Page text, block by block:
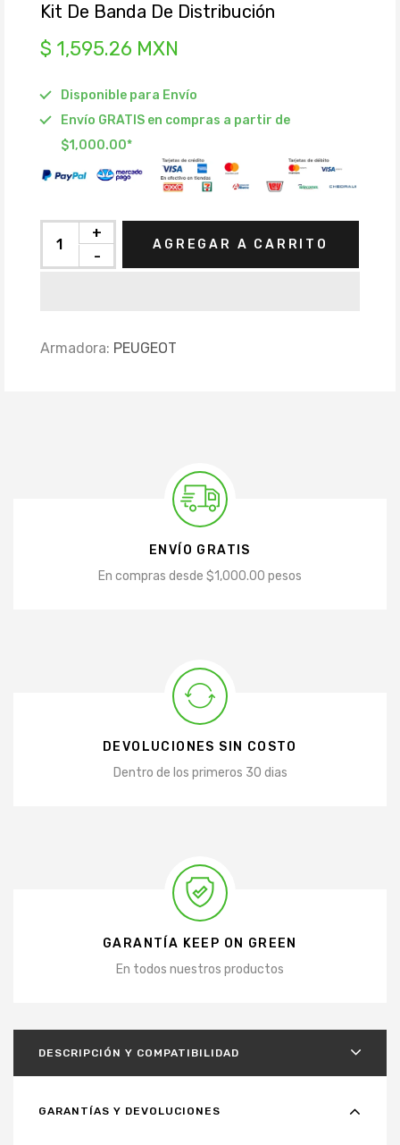
Kit De Banda De Distribución
$ 1,595.26 MXN
Disponible para Envío
Envío GRATIS en compras a partir de
$1,000.00*
-
+
AGREGAR A CARRITO
Armadora: PEUGEOT
ENVÍO GRATIS
En compras desde $1,000.00 pesos
DEVOLUCIONES SIN COSTO
Dentro de los primeros 30 dias
GARANTÍA KEEP ON GREEN
En todos nuestros productos
DESCRIPCIÓN Y COMPATIBILIDAD
GARANTÍAS Y DEVOLUCIONES